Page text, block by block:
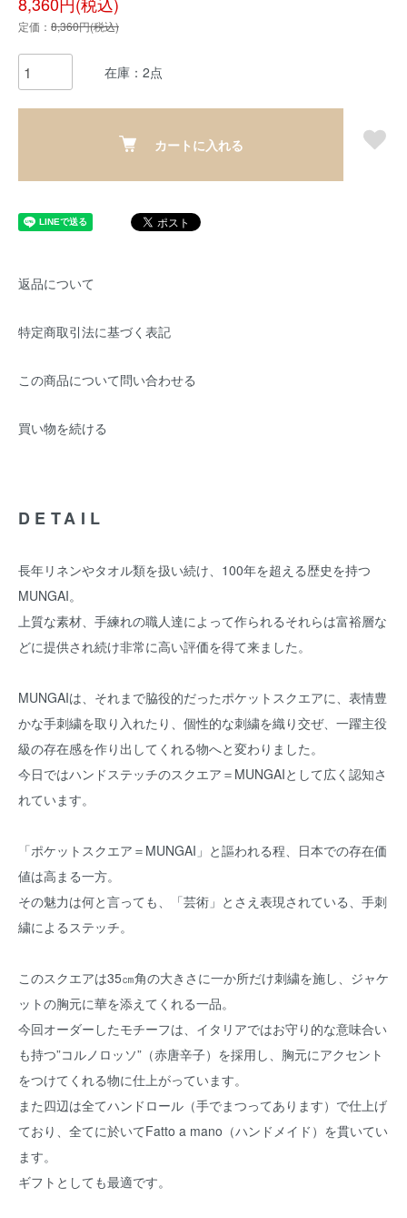
定価： 8,360円(税込)
在庫：2点
カートに入れる
返品について
特定商取引法に基づく表記
この商品について問い合わせる
買い物を続ける
DETAIL
長年リネンやタオル類を扱い続け、100年を超える歴史を持つ
MUNGAI。
上質な素材、手練れの職人達によって作られるそれらは富裕層な
どに提供され続け非常に高い評価を得て来ました。
MUNGAIは、それまで脇役的だったポケットスクエアに、表情豊
かな手刺繍を取り入れたり、個性的な刺繍を織り交ぜ、一躍主役
級の存在感を作り出してくれる物へと変わりました。
今日ではハンドステッチのスクエア＝MUNGAIとして広く認知さ
れています。
「ポケットスクエア＝MUNGAI」と謳われる程、日本での存在価
値は高まる一方。
その魅力は何と言っても、「芸術」とさえ表現されている、手刺
繍によるステッチ。
このスクエアは35㎝角の大きさに一か所だけ刺繍を施し、ジャケ
ットの胸元に華を添えてくれる一品。
今回オーダーしたモチーフは、イタリアではお守り的な意味合い
も持つ”コルノロッソ”（赤唐辛子）を採用し、胸元にアクセント
をつけてくれる物に仕上がっています。
また四辺は全てハンドロール（手でまつってあります）で仕上げ
ており、全てに於いてFatto a mano（ハンドメイド）を貫いてい
ます。
ギフトとしても最適です。